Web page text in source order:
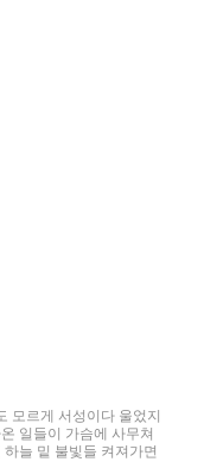
모르게 서성이다 울었지
일들이 가슴에 사무쳐
하늘 밑 불빛들 켜져가면